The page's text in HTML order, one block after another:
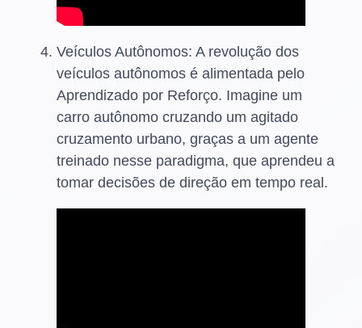
Veículos Autônomos: A revolução dos
veículos autônomos é alimentada pelo
Aprendizado por Reforço. Imagine um
carro autônomo cruzando um agitado
cruzamento urbano, graças a um agente
treinado nesse paradigma, que aprendeu a
tomar decisões de direção em tempo real.